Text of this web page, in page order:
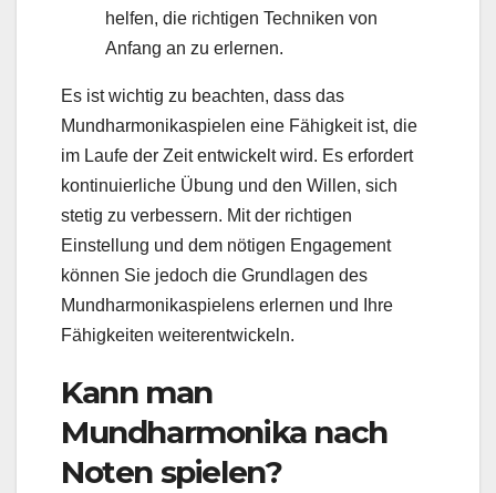
helfen, die richtigen Techniken von
Anfang an zu erlernen.
Es ist wichtig zu beachten, dass das
Mundharmonikaspielen eine Fähigkeit ist, die
im Laufe der Zeit entwickelt wird. Es erfordert
kontinuierliche Übung und den Willen, sich
stetig zu verbessern. Mit der richtigen
Einstellung und dem nötigen Engagement
können Sie jedoch die Grundlagen des
Mundharmonikaspielens erlernen und Ihre
Fähigkeiten weiterentwickeln.
Kann man
Mundharmonika nach
Noten spielen?